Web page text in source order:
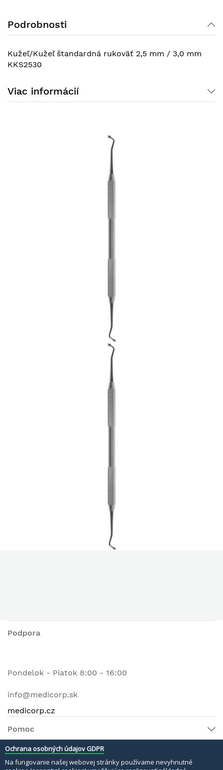
Podrobnosti
Kužeľ/Kužeľ štandardná rukoväť 2,5 mm / 3,0 mm
KKS2530
Viac informácií
Podpora
Pondelok - Piatok 8:00 - 16:00
info@medicorp.sk
medicorp.cz
Pomoc
© 2022 MEDI MATERI s.r.o. Všetky práva vyhradené.
Ochrana osobných údajov GDPR
Na fungovanie našej webovej stránky používame nevyhnutné